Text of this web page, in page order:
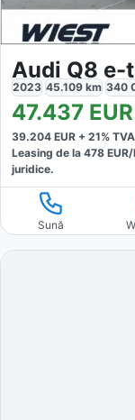
Audi Q8 e-
2023 45.109 km 340
47.437 EUR
39.204 EUR + 21%
Leasing de la 478
juridice.
Sună